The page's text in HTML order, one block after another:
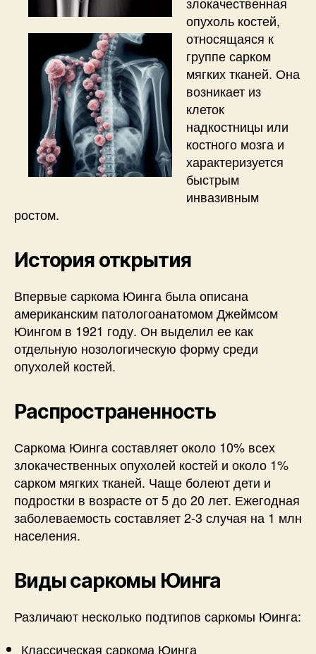
опухоль костей,
относящаяся к
группе сарком
мягких тканей. Она
возникает из
клеток
надкостницы или
костного мозга и
характеризуется
быстрым
инвазивным
ростом.
История открытия
Впервые саркома Юинга была описана
американским патологоанатомом Джеймсом
Юингом в 1921 году. Он выделил ее как
отдельную нозологическую форму среди
опухолей костей.
Распространенность
Саркома Юинга составляет около 10% всех
злокачественных опухолей костей и около 1%
сарком мягких тканей. Чаще болеют дети и
подростки в возрасте от 5 до 20 лет. Ежегодная
заболеваемость составляет 2-3 случая на 1 млн
населения.
Виды саркомы Юинга
Различают несколько подтипов саркомы Юинга:
Классическая саркома Юинга